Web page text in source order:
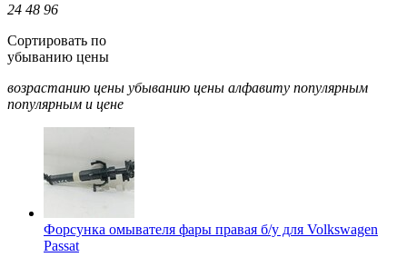
24 48 96
Сортировать по
убыванию цены
возрастанию цены убыванию цены алфавиту популярным
популярным и цене
Форсунка омывателя фары правая б/у для Volkswagen
Passat